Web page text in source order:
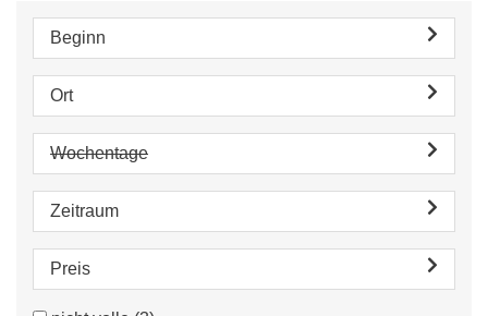
Beginn
Ort
Wochentage
Zeitraum
Preis